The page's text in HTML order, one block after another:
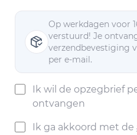
Op werkdagen voor
verstuurd! Je
verzendbevestiging
per e-mail.
Ik wil de opzegbrief
ontvangen
Ik ga akkoord met de